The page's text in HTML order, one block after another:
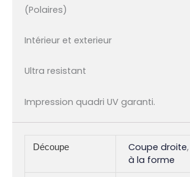
(Polaires)
Intérieur et exterieur
Ultra resistant
Impression quadri UV garanti.
Découpe Coupe droite,
à la forme